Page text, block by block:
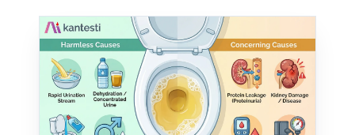
Bahasa Melayu
Tiếng Việt
Tagalog
ไทย